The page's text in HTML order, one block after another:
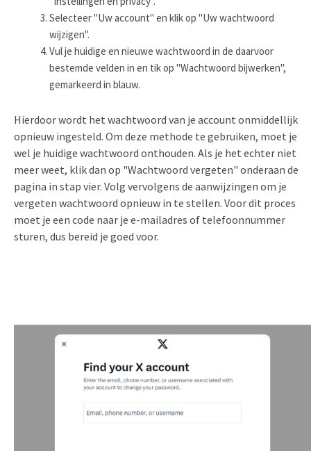
Selecteer "Uw account" en klik op "Uw wachtwoord
wijzigen".
Vul je huidige en nieuwe wachtwoord in de daarvoor
bestemde velden in en tik op "Wachtwoord bijwerken",
gemarkeerd in blauw.
Hierdoor wordt het wachtwoord van je account onmiddellijk
opnieuw ingesteld. Om deze methode te gebruiken, moet je
wel je huidige wachtwoord onthouden. Als je het echter niet
meer weet, klik dan op "Wachtwoord vergeten" onderaan de
pagina in stap vier. Volg vervolgens de aanwijzingen om je
vergeten wachtwoord opnieuw in te stellen. Voor dit proces
moet je een code naar je e-mailadres of telefoonnummer
sturen, dus bereid je goed voor.